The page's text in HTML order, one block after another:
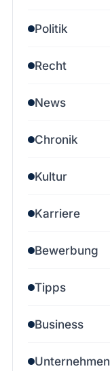
Politik
Recht
News
Chronik
Kultur
Karriere
Bewerbung
Tipps
Business
Unternehmen